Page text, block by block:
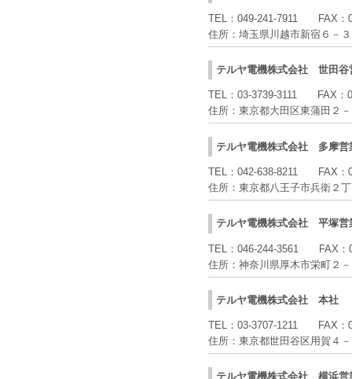
TEL： 049-241-7911 FAX：
住所： 埼玉県川越市新宿６－
テルヤ電機株式会社 世田谷
TEL： 03-3739-3111 FAX：
住所： 東京都大田区東蒲田２
テルヤ電機株式会社 多摩営
TEL： 042-638-8211 FAX：
住所： 東京都八王子市兵衛２
テルヤ電機株式会社 平塚営
TEL： 046-244-3561 FAX：
住所： 神奈川県厚木市栄町２
テルヤ電機株式会社 本社
TEL： 03-3707-1211 FAX：
住所： 東京都世田谷区用賀４
テルヤ電機株式会社 横浜営